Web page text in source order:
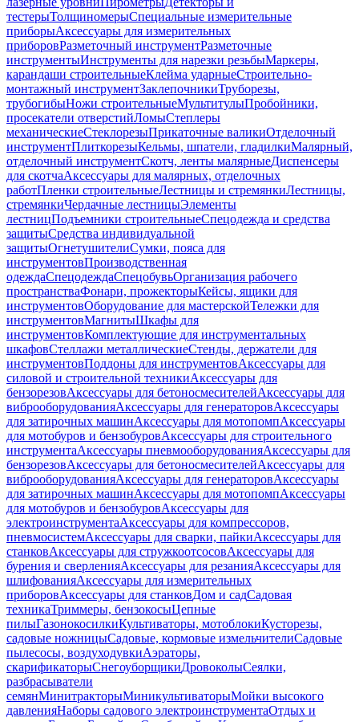
тестерыТолщиномерыСпециальные измерительные
приборыАксессуары для измерительных
приборовРазметочный инструментРазметочные
инструментыИнструменты для нарезки резьбыМаркеры,
карандаши строительныеКлейма ударныеСтроительно-
монтажный инструментЗаклепочникиТруборезы,
трубогибыНожи строительныеМультитулыПробойники,
просекатели отверстийЛомыСтеплеры
механическиеСтеклорезыПрикаточные валикиОтделочный
инструментПлиткорезыКельмы, шпатели, гладилкиМалярный,
отделочный инструментСкотч, ленты малярныеДиспенсеры
для скотчаАксессуары для малярных, отделочных
работПленки строительныеЛестницы и стремянкиЛестницы,
стремянкиЧердачные лестницыЭлементы
лестницПодъемники строительныеСпецодежда и средства
защитыСредства индивидуальной
защитыОгнетушителиСумки, пояса для
инструментовПроизводственная
одеждаСпецодеждаСпецобувьОрганизация рабочего
пространстваФонари, прожекторыКейсы, ящики для
инструментовОборудование для мастерскойТележки для
инструментовМагнитыШкафы для
инструментовКомплектующие для инструментальных
шкафовСтеллажи металлическиеСтенды, держатели для
инструментовПоддоны для инструментовАксессуары для
силовой и строительной техникиАксессуары для
бензорезовАксессуары для бетоносмесителейАксессуары для
виброоборудованияАксессуары для генераторовАксессуары
для затирочных машинАксессуары для мотопомпАксессуары
для мотобуров и бензобуровАксессуары для строительного
инструментаАксессуары пневмооборудованияАксессуары для
бензорезовАксессуары для бетоносмесителейАксессуары для
виброоборудованияАксессуары для генераторовАксессуары
для затирочных машинАксессуары для мотопомпАксессуары
для мотобуров и бензобуровАксессуары для
электроинструментаАксессуары для компрессоров,
пневмосистемАксессуары для сварки, пайкиАксессуары для
станковАксессуары для стружкоотсосовАксессуары для
бурения и сверленияАксессуары для резанияАксессуары для
шлифованияАксессуары для измерительных
приборовАксессуары для станковДом и садСадовая
техникаТриммеры, бензокосыЦепные
пилыГазонокосилкиКультиваторы, мотоблокиКусторезы,
садовые ножницыСадовые, кормовые измельчителиСадовые
пылесосы, воздуходувкиАэраторы,
скарификаторыСнегоуборщикиДровоколыСеялки,
разбрасыватели
семянМинитракторыМиникультиваторыМойки высокого
давленияНаборы садового электроинструментаОтдых и